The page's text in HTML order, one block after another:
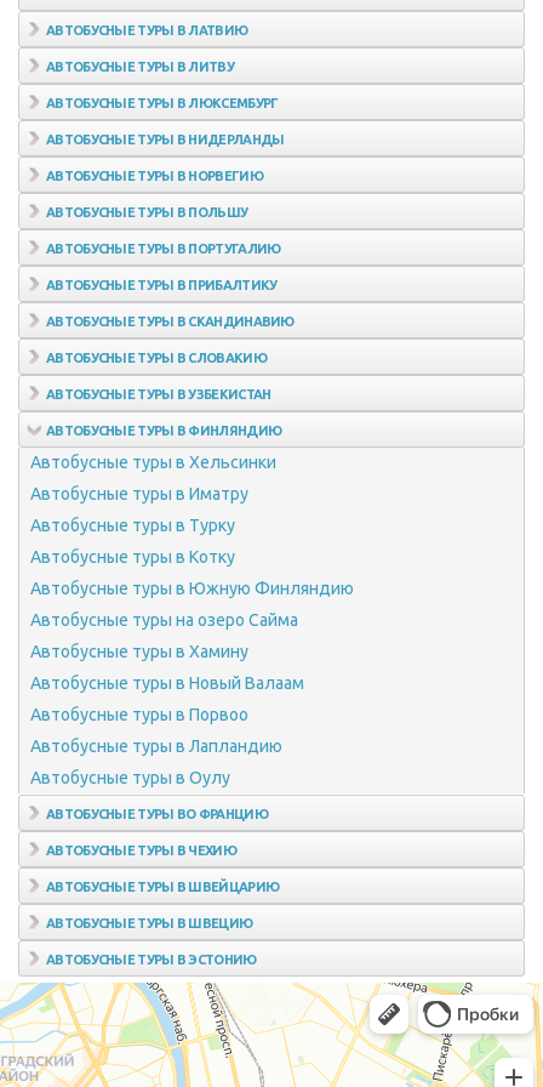
Автобусные туры в Верону
Автобусные туры в Рим
Автобусные туры на Сицилию
Автобусные туры в Тоскану
Автобусные туры во Флоренцию
АВТОБУСНЫЕ ТУРЫ В ЛАТВИЮ
Автобусные туры в Ригу
Автобусные туры в Сигулду
Автобусные туры в Юрмалу
Автобусные туры в Цесис
АВТОБУСНЫЕ ТУРЫ В ЛИТВУ
Автобусные туры в Вильнюс
Автобусные туры в Каунас
Автобусные туры в Тракай
Автобусные туры в Клайпеду
АВТОБУСНЫЕ ТУРЫ В ЛЮКСЕМБУРГ
АВТОБУСНЫЕ ТУРЫ В НИДЕРЛАНДЫ
АВТОБУСНЫЕ ТУРЫ В НОРВЕГИЮ
Автобусные туры в Осло
Автобусные туры на Фиорды Норвегии
Автобусные туры в Флом
Автобусные туры в Берген
Автобусные туры в Драммен
АВТОБУСНЫЕ ТУРЫ В ПОЛЬШУ
Автобусные туры в Варшаву
Автобусные туры в Краков
АВТОБУСНЫЕ ТУРЫ В ПОРТУГАЛИЮ
Автобусные туры в Лиссабон
Автобусные туры в Синтру
АВТОБУСНЫЕ ТУРЫ В ПРИБАЛТИКУ
АВТОБУСНЫЕ ТУРЫ В СКАНДИНАВИЮ
АВТОБУСНЫЕ ТУРЫ В СЛОВАКИЮ
АВТОБУСНЫЕ ТУРЫ В УЗБЕКИСТАН
АВТОБУСНЫЕ ТУРЫ В ФИНЛЯНДИЮ
Автобусные туры в Хельсинки
Автобусные туры в Иматру
Автобусные туры в Турку
Автобусные туры в Котку
Автобусные туры в Южную Финляндию
Автобусные туры на озеро Сайма
Автобусные туры в Хамину
Автобусные туры в Новый Валаам
Автобусные туры в Порвоо
Автобусные туры в Лапландию
Автобусные туры в Оулу
АВТОБУСНЫЕ ТУРЫ ВО ФРАНЦИЮ
Автобусные туры в Страсбург
Автобусные туры в Прованс
Автобусные туры в Версаль
Автобусные туры в Нормандию
Автобусные туры в Париж
АВТОБУСНЫЕ ТУРЫ В ЧЕХИЮ
Автобусные туры в Прагу
АВТОБУСНЫЕ ТУРЫ В ШВЕЙЦАРИЮ
АВТОБУСНЫЕ ТУРЫ В ШВЕЦИЮ
Автобусные туры в Стокгольм
Автобусные туры в Карлстад
Автобусные туры на Аландские
АВТОБУСНЫЕ ТУРЫ В ЭСТОНИЮ
Автобусные туры в Таллин
Автобусные туры в Нарву